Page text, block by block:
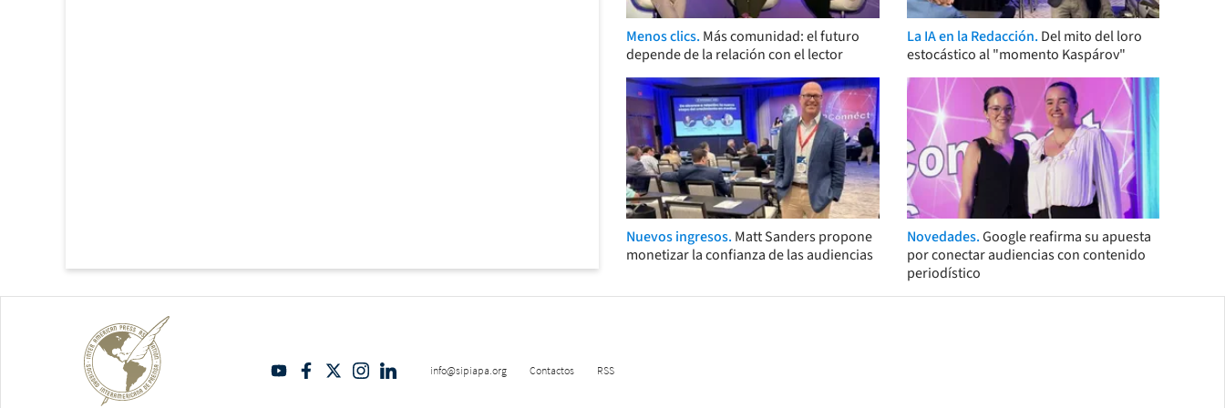
Menos clics. Más comunidad: el futuro
depende de la relación con el lector
La IA en la Redacción. Del mito del loro
estocástico al "momento Kaspárov"
Nuevos ingresos. Matt Sanders propone
monetizar la confianza de las audiencias
Novedades.Google reafirma su apuesta
por conectar audiencias con contenido
periodístico
info@sipiapa.org Contactos RSS